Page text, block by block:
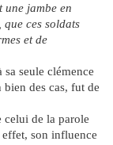
une jambe en
ces soldats
et de
seule clémence
bien des cas, fut de
de la parole
son influence